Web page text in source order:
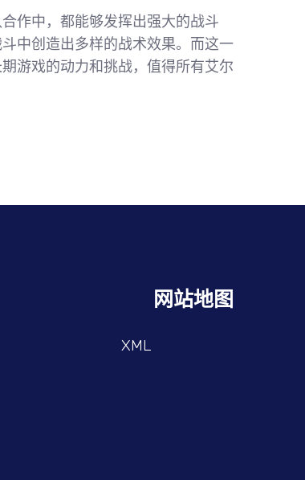
作中，都能够发挥出强大的战斗
中创造出多样的战术效果。而这一
游戏的动力和挑战，值得所有艾尔
网站地图
XML